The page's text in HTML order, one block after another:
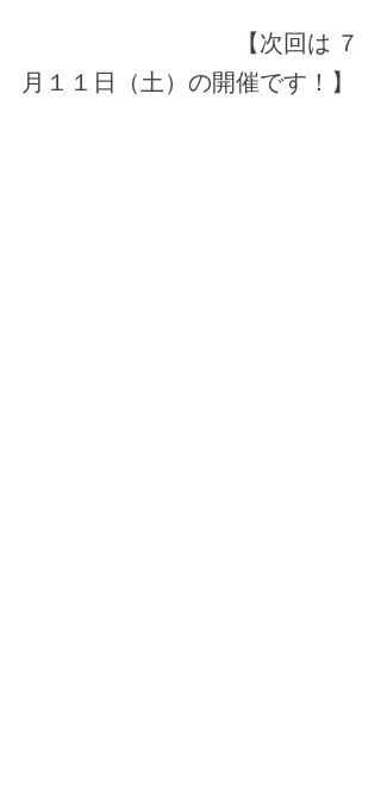
【次回は ７
月１１日（土）の開催です！】